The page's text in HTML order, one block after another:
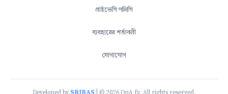
প্রাইভেসি পলিসি
ব্যবহারের শর্তাবলী
যোগাযোগ
Developed by SRIBAS | © 2026 QnA fy. All rights reserved.